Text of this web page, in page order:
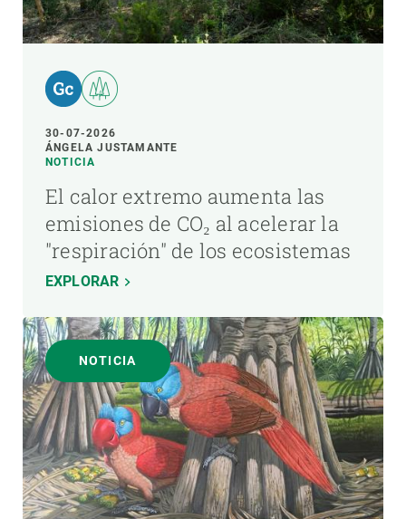
30-07-2026
ÁNGELA JUSTAMANTE
NOTICIA
El calor extremo aumenta las
emisiones de CO₂ al acelerar la
"respiración" de los ecosistemas
EXPLORAR
NOTICIA